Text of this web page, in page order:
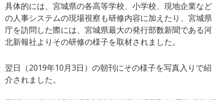
具体的には、宮城県の各高等学校、小学校、現地企業など
の人事システムの現場視察も研修内容に加えたり、宮城県
庁を訪問した際には、宮城県最大の発行部数新聞である河
北新報社よりその研修の様子を取材されました。
翌日（2019年10月3日）の朝刊にその様子を写真入りで紹
介されました。